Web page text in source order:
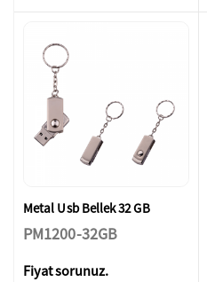
Metal Usb Bellek 32 GB
PM1200-32GB
Fiyat sorunuz.